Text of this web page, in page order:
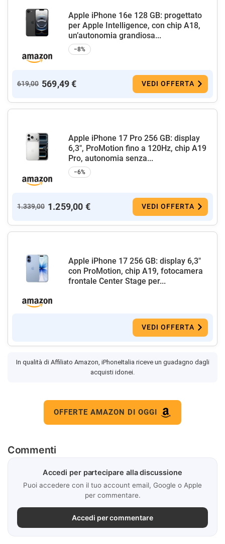
Apple iPhone 16e 128 GB: progettato
per Apple Intelligence, con chip A18,
un’autonomia grandiosa...
−8%
619,00 569,49 € VEDI OFFERTA
Apple iPhone 17 Pro 256 GB: display
6,3", ProMotion fino a 120Hz, chip A19
Pro, autonomia senza...
−6%
1.339,00 1.259,00 € VEDI OFFERTA
Apple iPhone 17 256 GB: display 6,3"
con ProMotion, chip A19, fotocamera
frontale Center Stage per...
VEDI OFFERTA
In qualità di Affiliato Amazon, iPhoneItalia riceve un guadagno dagli
acquisti idonei.
OFFERTE AMAZON DI OGGI
Commenti
Accedi per partecipare alla discussione
Puoi accedere con il tuo account email, Google o Apple
per commentare.
Accedi per commentare